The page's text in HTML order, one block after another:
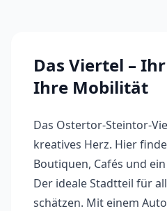
Das Viertel –
Ihre Mobilität
Das Ostertor-Steintor-
kreatives Herz. Hier
Boutiquen, Cafés und
Der ideale Stadtteil für
schätzen. Mit einem